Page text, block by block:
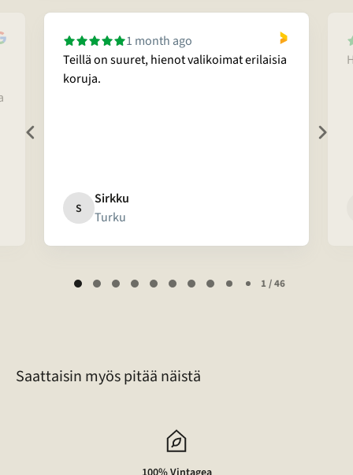
1 month ago
Teillä on suuret, hienot valikoimat erilaisia
koruja.
S
Sirkku
Turku
1 / 46
Saattaisin myös pitää näistä